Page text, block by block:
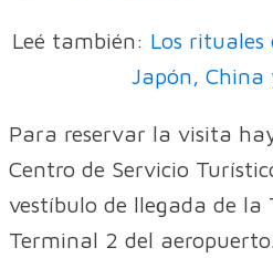
Leé también: Los rituales
Japón, China
Para reservar la visita
Centro de Servicio
vestíbulo de llegada de la
Terminal 2 del aeropuerto.